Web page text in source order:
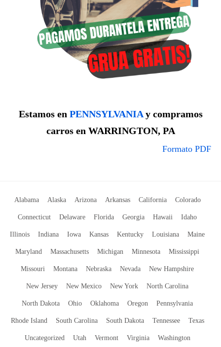
Estamos en PENNSYLVANIAy compramos
carros en WARRINGTON, PA
Formato PDF
Alabama Alaska Arizona Arkansas California Colorado
Connecticut Delaware Florida Georgia Hawaii Idaho
Illinois Indiana Iowa Kansas Kentucky Louisiana Maine
Maryland Massachusetts Michigan Minnesota Mississippi
Missouri Montana Nebraska Nevada New Hampshire
New Jersey New Mexico New York North Carolina
North Dakota Ohio Oklahoma Oregon Pennsylvania
Rhode Island South Carolina South Dakota Tennessee Texas
Uncategorized Utah Vermont Virginia Washington